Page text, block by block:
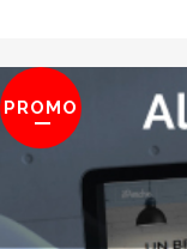
PROMO